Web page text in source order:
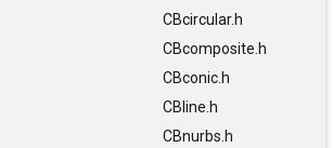
CBcircular.h
CBcomposite.h
CBconic.h
CBline.h
CBnurbs.h